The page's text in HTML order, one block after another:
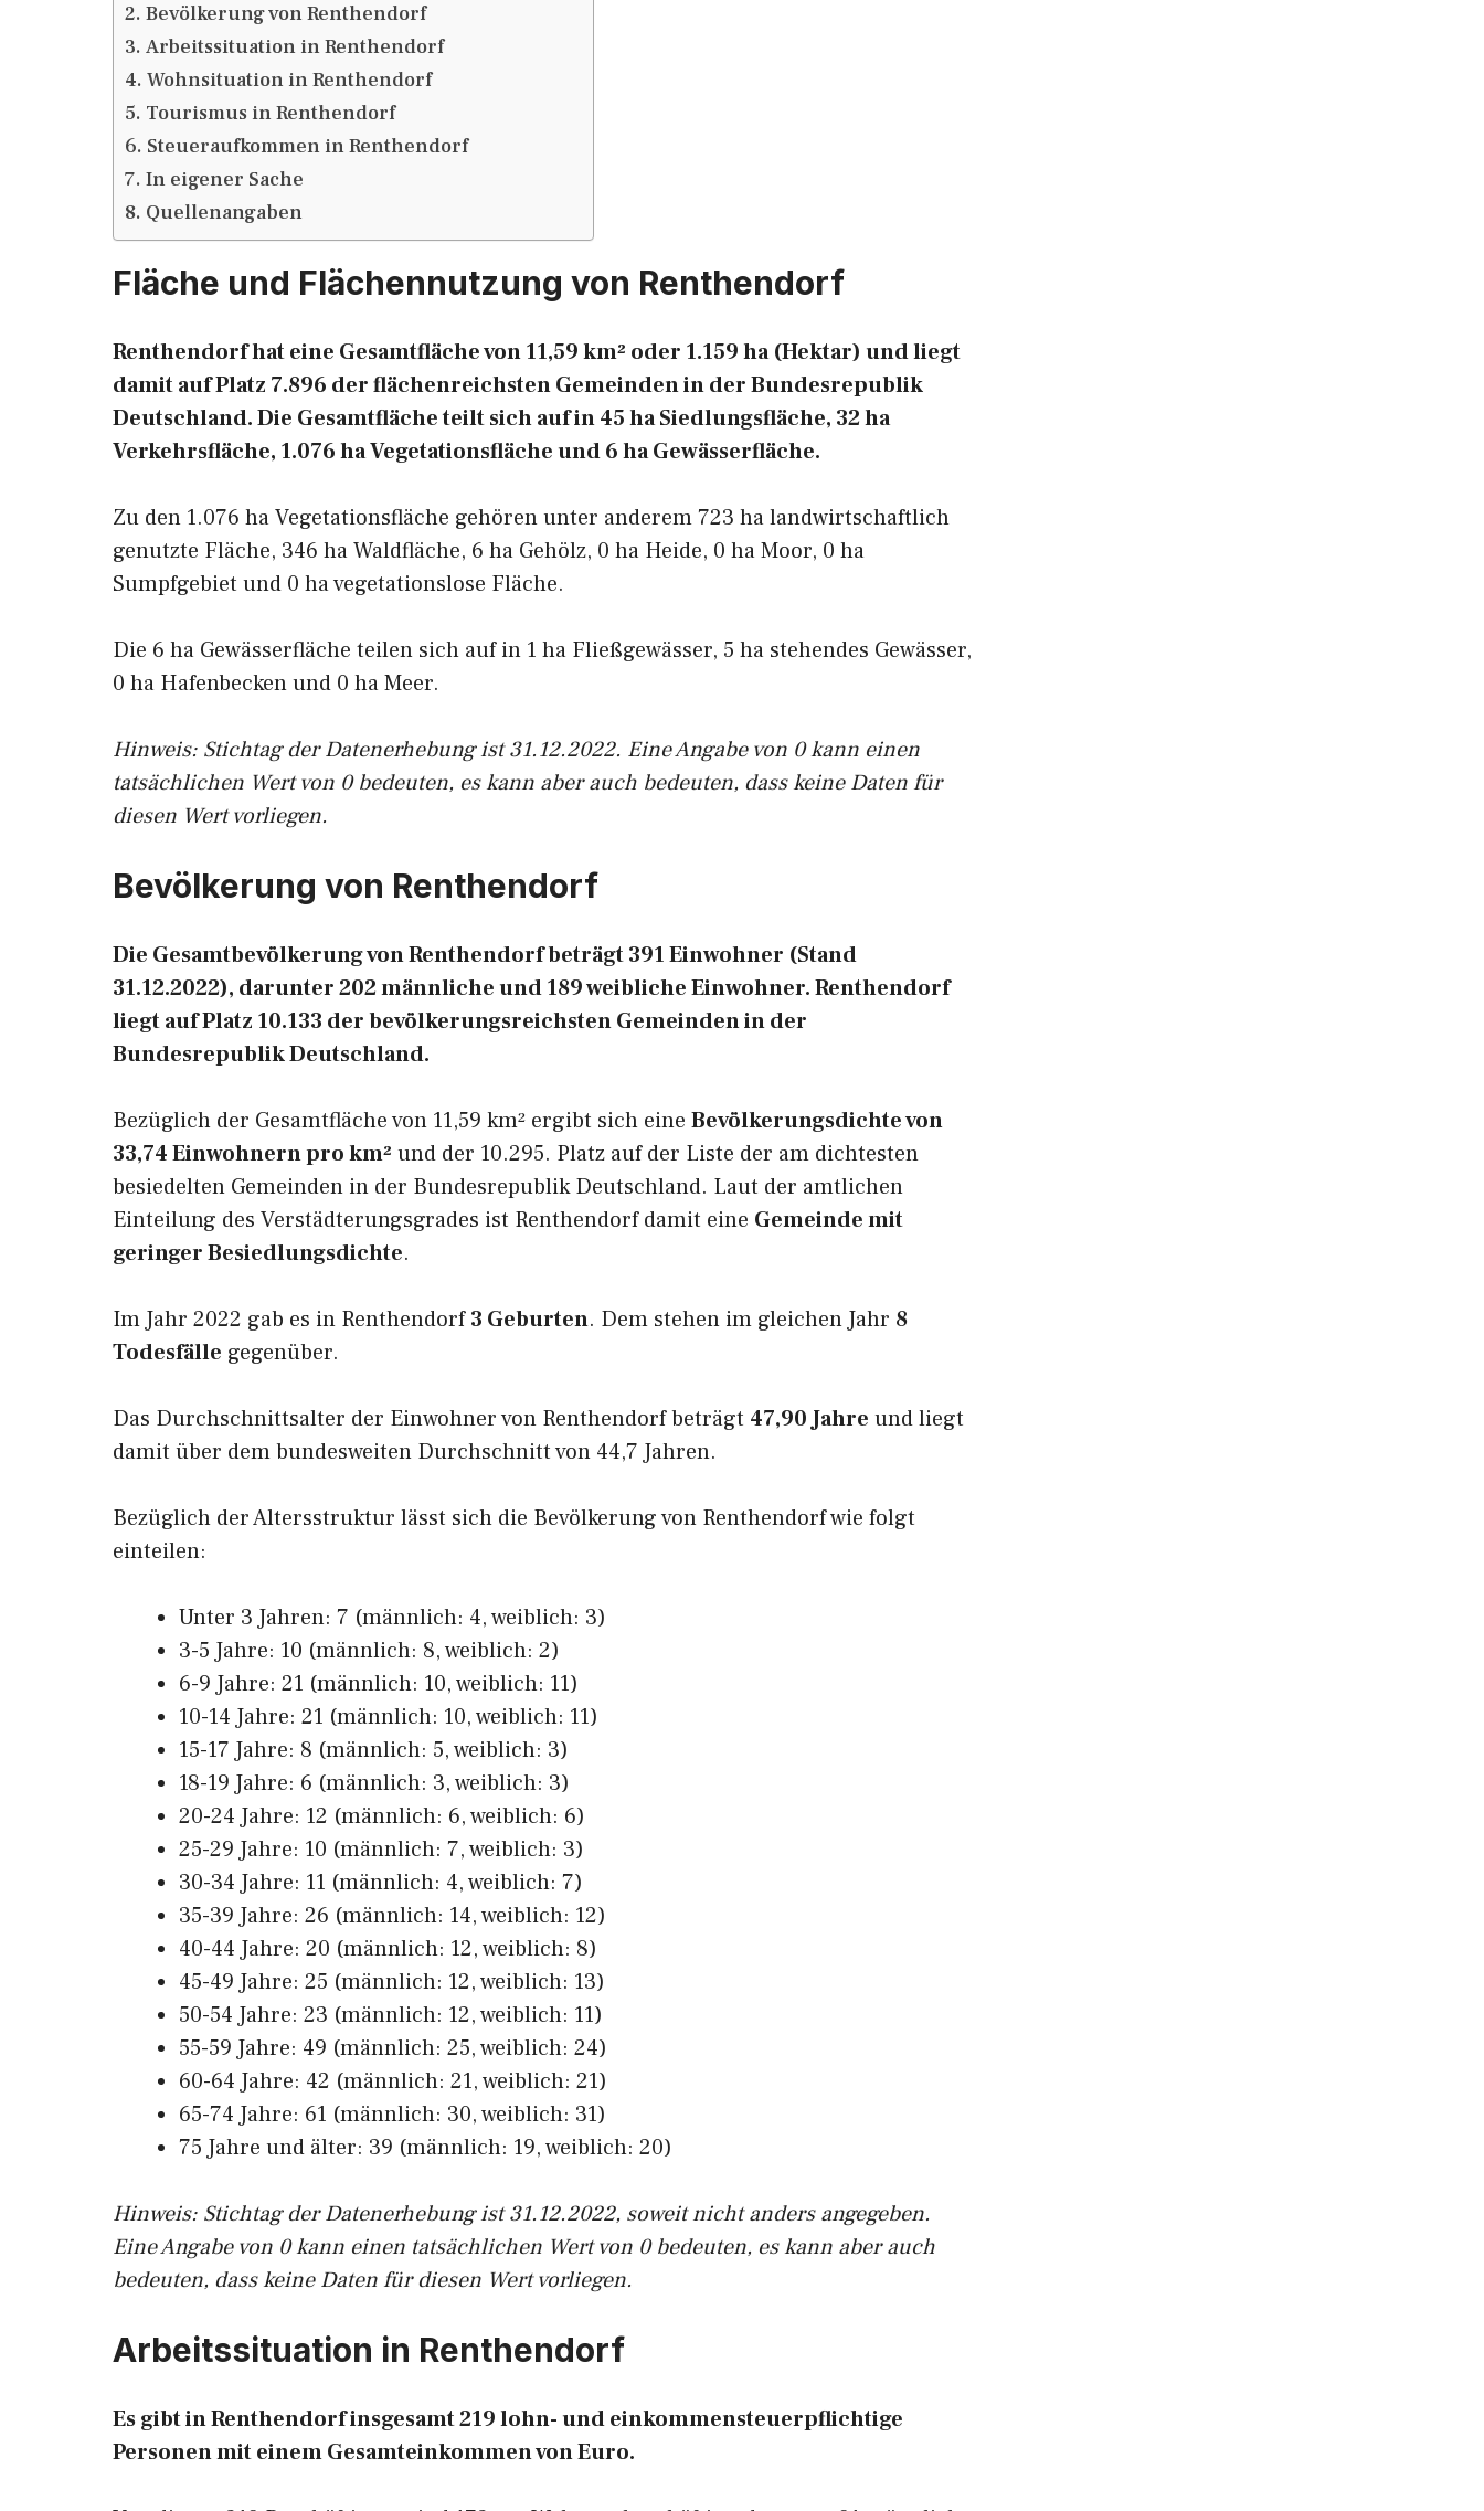
Bevölkerung von Renthendorf
Arbeitssituation in Renthendorf
Wohnsituation in Renthendorf
Tourismus in Renthendorf
Steueraufkommen in Renthendorf
In eigener Sache
Quellenangaben
Fläche und Flächennutzung von Renthendorf
Renthendorf hat eine Gesamtfläche von 11,59 km² oder 1.159 ha (Hektar) und liegt
damit auf Platz 7.896 der flächenreichsten Gemeinden in der Bundesrepublik
Deutschland. Die Gesamtfläche teilt sich auf in 45 ha Siedlungsfläche, 32 ha
Verkehrsfläche, 1.076 ha Vegetationsfläche und 6 ha Gewässerfläche.
Zu den 1.076 ha Vegetationsfläche gehören unter anderem 723 ha landwirtschaftlich
genutzte Fläche, 346 ha Waldfläche, 6 ha Gehölz, 0 ha Heide, 0 ha Moor, 0 ha
Sumpfgebiet und 0 ha vegetationslose Fläche.
Die 6 ha Gewässerfläche teilen sich auf in 1 ha Fließgewässer, 5 ha stehendes Gewässer,
0 ha Hafenbecken und 0 ha Meer.
Hinweis: Stichtag der Datenerhebung ist 31.12.2022. Eine Angabe von 0 kann einen
tatsächlichen Wert von 0 bedeuten, es kann aber auch bedeuten, dass keine Daten für
diesen Wert vorliegen.
Bevölkerung von Renthendorf
Die Gesamtbevölkerung von Renthendorf beträgt 391 Einwohner (Stand
31.12.2022), darunter 202 männliche und 189 weibliche Einwohner. Renthendorf
liegt auf Platz 10.133 der bevölkerungsreichsten Gemeinden in der
Bundesrepublik Deutschland.
Bezüglich der Gesamtfläche von 11,59 km² ergibt sich eine Bevölkerungsdichte von
33,74 Einwohnern pro km² und der 10.295. Platz auf der Liste der am dichtesten
besiedelten Gemeinden in der Bundesrepublik Deutschland. Laut der amtlichen
Einteilung des Verstädterungsgrades ist Renthendorf damit eine Gemeinde mit
geringer Besiedlungsdichte.
Im Jahr 2022 gab es in Renthendorf3 Geburten. Dem stehen im gleichen Jahr 8
Todesfälle gegenüber.
Das Durchschnittsalter der Einwohner von Renthendorf beträgt 47,90 Jahre und liegt
damit über dem bundesweiten Durchschnitt von 44,7 Jahren.
Bezüglich der Altersstruktur lässt sich die Bevölkerung von Renthendorf wie folgt
einteilen:
Unter 3 Jahren: 7 (männlich: 4, weiblich: 3)
3-5 Jahre: 10 (männlich: 8, weiblich: 2)
6-9 Jahre: 21 (männlich: 10, weiblich: 11)
10-14 Jahre: 21 (männlich: 10, weiblich: 11)
15-17 Jahre: 8 (männlich: 5, weiblich: 3)
18-19 Jahre: 6 (männlich: 3, weiblich: 3)
20-24 Jahre: 12 (männlich: 6, weiblich: 6)
25-29 Jahre: 10 (männlich: 7, weiblich: 3)
30-34 Jahre: 11 (männlich: 4, weiblich: 7)
35-39 Jahre: 26 (männlich: 14, weiblich: 12)
40-44 Jahre: 20 (männlich: 12, weiblich: 8)
45-49 Jahre: 25 (männlich: 12, weiblich: 13)
50-54 Jahre: 23 (männlich: 12, weiblich: 11)
55-59 Jahre: 49 (männlich: 25, weiblich: 24)
60-64 Jahre: 42 (männlich: 21, weiblich: 21)
65-74 Jahre: 61 (männlich: 30, weiblich: 31)
75 Jahre und älter: 39 (männlich: 19, weiblich: 20)
Hinweis: Stichtag der Datenerhebung ist 31.12.2022, soweit nicht anders angegeben.
Eine Angabe von 0 kann einen tatsächlichen Wert von 0 bedeuten, es kann aber auch
bedeuten, dass keine Daten für diesen Wert vorliegen.
Arbeitssituation in Renthendorf
Es gibt in Renthendorf insgesamt 219 lohn- und einkommensteuerpflichtige
Personen mit einem Gesamteinkommen von Euro.